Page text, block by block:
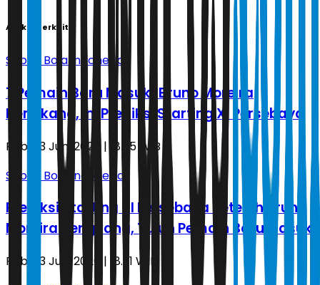
Artikel Terkait
Sepak Bola Indonesia
7 Pemain Baru Masuk! Bruno Moreira
Hengkang, Ini Prediksi Starting XI Persebaya
Rabu, 3 Juni 2026 | 18.35 WIB
Sepak Bola Indonesia
Prediksi Starting XI Persebaya Setelah Bruno
Moreira Hengkang, Tujuh Pemain Baru Masuk
Rabu, 3 Juni 2026 | 18.31 WIB